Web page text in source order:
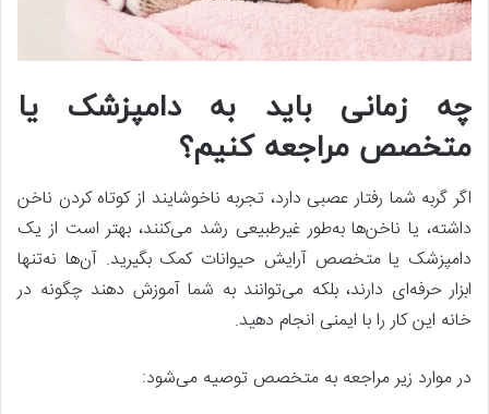
چه زمانی باید به دامپزشک یا
متخصص مراجعه کنیم؟
اگر گربه شما رفتار عصبی دارد، تجربه ناخوشایند از کوتاه کردن ناخن
داشته، یا ناخن‌ها به‌طور غیرطبیعی رشد می‌کنند، بهتر است از یک
دامپزشک یا متخصص آرایش حیوانات کمک بگیرید. آن‌ها نه‌تنها
ابزار حرفه‌ای دارند، بلکه می‌توانند به شما آموزش دهند چگونه در
خانه این کار را با ایمنی انجام دهید.
در موارد زیر مراجعه به متخصص توصیه می‌شود: